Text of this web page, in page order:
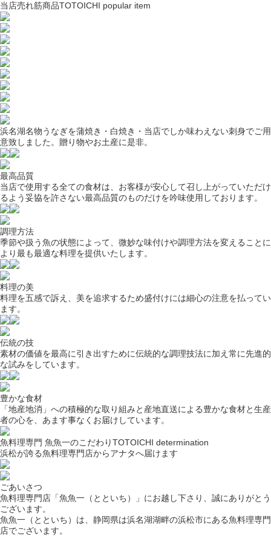
当店売れ筋商品TOTOICHI popular item
浜名湖名物うなぎを蒲焼き・白焼き・当店でしか味わえない刺身でご用
意致しました。贈り物やお土産に是非。
最高品質
当店で使用する全ての食材は、お客様が安心して召し上がっていただけ
るよう妥協を許さない最高品質のものだけを吟味使用しております。
調理方法
季節や扱う魚の状態によって、微妙な味付けや調理方法を変えることに
より最も最適な料理を提供いたします。
料理の美
料理を五感で訴え、美を追求するため盛付けには細心の注意を払ってい
ます。
伝統の技
素材の価値を最高に引き出すために伝統的な調理技法に加え常に先進的
な試みをしています。
豊かな食材
「地産地消」への積極的な取り組みと産地直送による豊かな食材と生産
者の心を、あます事なくお届けしています。
魚料理専門 魚魚一のこだわりTOTOICHI determination
浜松が誇る魚料理専門店からアナタへ届けます
ごあいさつ
魚料理専門店「魚魚一（とといち）」にお越し下さり、誠にありがとう
ございます。
魚魚一（とといち）は、静岡県は浜名湖湖畔の浜松市にある魚料理専門
店でございます。